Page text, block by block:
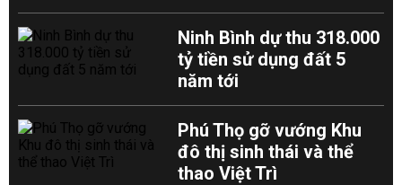
Ninh Bình dự thu 318.000
tỷ tiền sử dụng đất 5
năm tới
Phú Thọ gỡ vướng Khu
đô thị sinh thái và thể
thao Việt Trì